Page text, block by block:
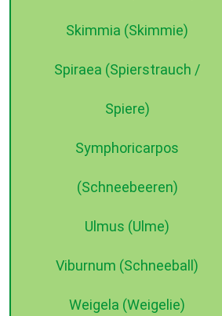
Skimmia (Skimmie)
Spiraea (Spierstrauch /
Spiere)
Symphoricarpos
(Schneebeeren)
Ulmus (Ulme)
Viburnum (Schneeball)
Weigela (Weigelie)